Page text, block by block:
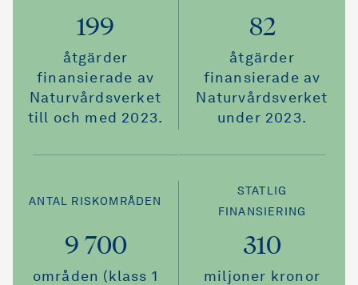
199
åtgärder
finansierade av
Naturvårdsverket
till och med 2023.
82
åtgärder
finansierade av
Naturvårdsverket
under 2023.
ANTAL RISKOMRÅDEN
9 700
områden (klass 1
STATLIG
FINANSIERING
310
miljoner kronor